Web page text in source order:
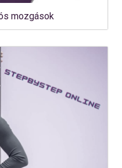
mozgások